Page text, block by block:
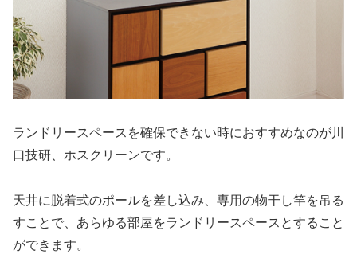
ランドリースペースを確保できない時におすすめなのが川
口技研、ホスクリーンです。
天井に脱着式のポールを差し込み、専用の物干し竿を吊る
すことで、あらゆる部屋をランドリースペースとすること
ができます。